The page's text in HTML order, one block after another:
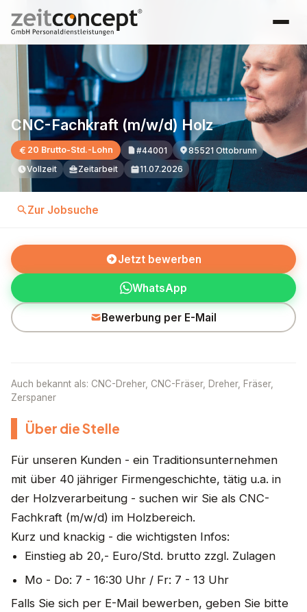
CNC-Fachkraft (m/w/d) Holz
20 Brutto-Std.-Lohn #44001
85521 Ottobrunn
Vollzeit
Zeitarbeit 11.07.2026
Zur Jobsuche
Jetzt bewerben
WhatsApp
Bewerbung per E-Mail
Auch bekannt als: CNC-Dreher, CNC-Fräser, Dreher, Fräser,
Zerspaner
Über die Stelle
Für unseren Kunden - ein Traditionsunternehmen
mit über 40 jähriger Firmengeschichte, tätig u.a. in
der Holzverarbeitung - suchen wir Sie als CNC-
Fachkraft (m/w/d) im Holzbereich.
Kurz und knackig - die wichtigsten Infos:
Einstieg ab 20,- Euro/Std. brutto zzgl. Zulagen
Mo - Do: 7 - 16:30 Uhr / Fr: 7 - 13 Uhr
Falls Sie sich per E-Mail bewerben, geben Sie bitte